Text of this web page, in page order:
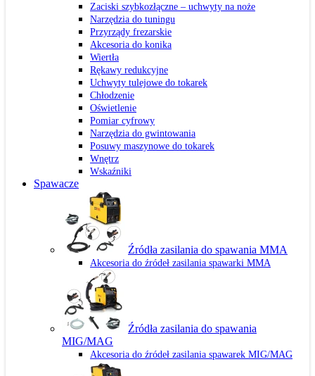
Zaciski szybkozłączne – uchwyty na noże
Narzędzia do tuningu
Przyrządy frezarskie
Akcesoria do konika
Wiertła
Rękawy redukcyjne
Uchwyty tulejowe do tokarek
Chłodzenie
Oświetlenie
Pomiar cyfrowy
Narzędzia do gwintowania
Posuwy maszynowe do tokarek
Wnętrz
Wskaźniki
Spawacze
Źródła zasilania do spawania MMA
Akcesoria do źródeł zasilania spawarki MMA
Źródła zasilania do spawania
MIG/MAG
Akcesoria do źródeł zasilania spawarek MIG/MAG